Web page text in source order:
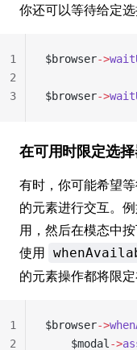
你还可以等待给定
$browser->
$browser->
1
2
3
在可用时限定选
有时，你可能希望
的元素进行交互。
用，然后在模态中
使用
的元素操作都将限
$browser->
    $modal
->
1
2